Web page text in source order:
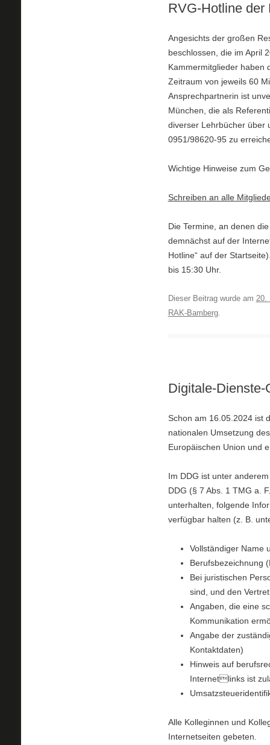
RVG-Hotline der
Angesichts der großen
beschlossen, die im April
Kammermitglieder haben
Zeitraum von jeweils 60
Ansprechpartnerin ist
München, die als
diverser Lehrbücher über
0951/98620-95 zu
Wichtige Hinweise zum
Schreiben an alle
Die Termine, an denen
demnächst auf der
Hotline“ auf der
bis 15:30 Uhr.
Dieser Beitrag wurde am 20.
RAK-Bamberg.
Digitale-Dienste-
Schon am 16.05.2024 ist
nationalen Umsetzung
Europäischen Union und
Im DDG ist unter
DDG (§ 7 Abs. 1 TMG a.
unterhalten, folgende
verfügbar halten (z. B.
Vollständiger Name
Berufsbezeichnung
Bei juristischen
sind, und den
Angaben, die eine
Kommunikation
Angabe der
Kontaktdaten)
Hinweis auf
Internetlinks ist
Alle Kolleginnen und
Internetseiten gebeten.